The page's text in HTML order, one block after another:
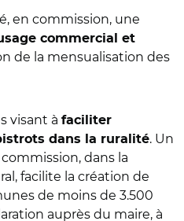
en commission, une
commercial et
de la mensualisation des
visant à faciliter
dans la ruralité. Un
dans la
facilite la création de
de moins de 3.500
auprès du maire, à